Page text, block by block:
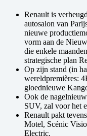
Renault is
autosalon van
nieuwe
vorm aan de
die enkele
strategische plan
Op zijn stand (in
wereldpremières:
gloednieuwe
Ook de
SUV, zal voor het
Renault pakt
Motel, Scénic
Electric.